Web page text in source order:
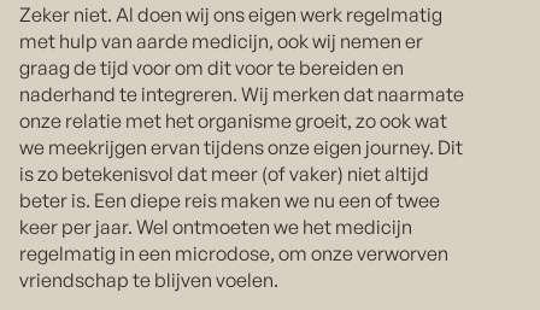
Zeker niet. Al doen wij ons eigen werk regelmatig
met hulp van aarde medicijn, ook wij nemen er
graag de tijd voor om dit voor te bereiden en
naderhand te integreren. Wij merken dat naarmate
onze relatie met het organisme groeit, zo ook wat
we meekrijgen ervan tijdens onze eigen journey. Dit
is zo betekenisvol dat meer (of vaker) niet altijd
beter is. Een diepe reis maken we nu een of twee
keer per jaar. Wel ontmoeten we het medicijn
regelmatig in een microdose, om onze verworven
vriendschap te blijven voelen.